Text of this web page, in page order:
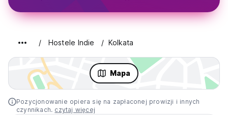
Hostele Indie Kolkata
Mapa
Pozycjonowanie opiera się na zapłaconej prowizji i innych
czynnikach. czytaj więcej